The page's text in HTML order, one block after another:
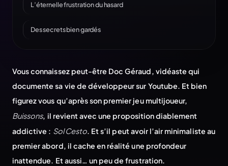
L’éternelle frustration du hasard
Des secrets bien gardés
Vous connaissez peut-être Doc Géraud, vidéaste qui
documente sa vie de développeur sur Youtube. Et bien
figurez vous qu’après son premier jeu multijoueur,
Buissons, il revient avec une proposition diablement
addictive : Sol Cesto. Et s’il peut avoir l’air minimaliste au
premier abord, il cache en réalité une profondeur
inattendue. Et aussi… un peu de frustration.